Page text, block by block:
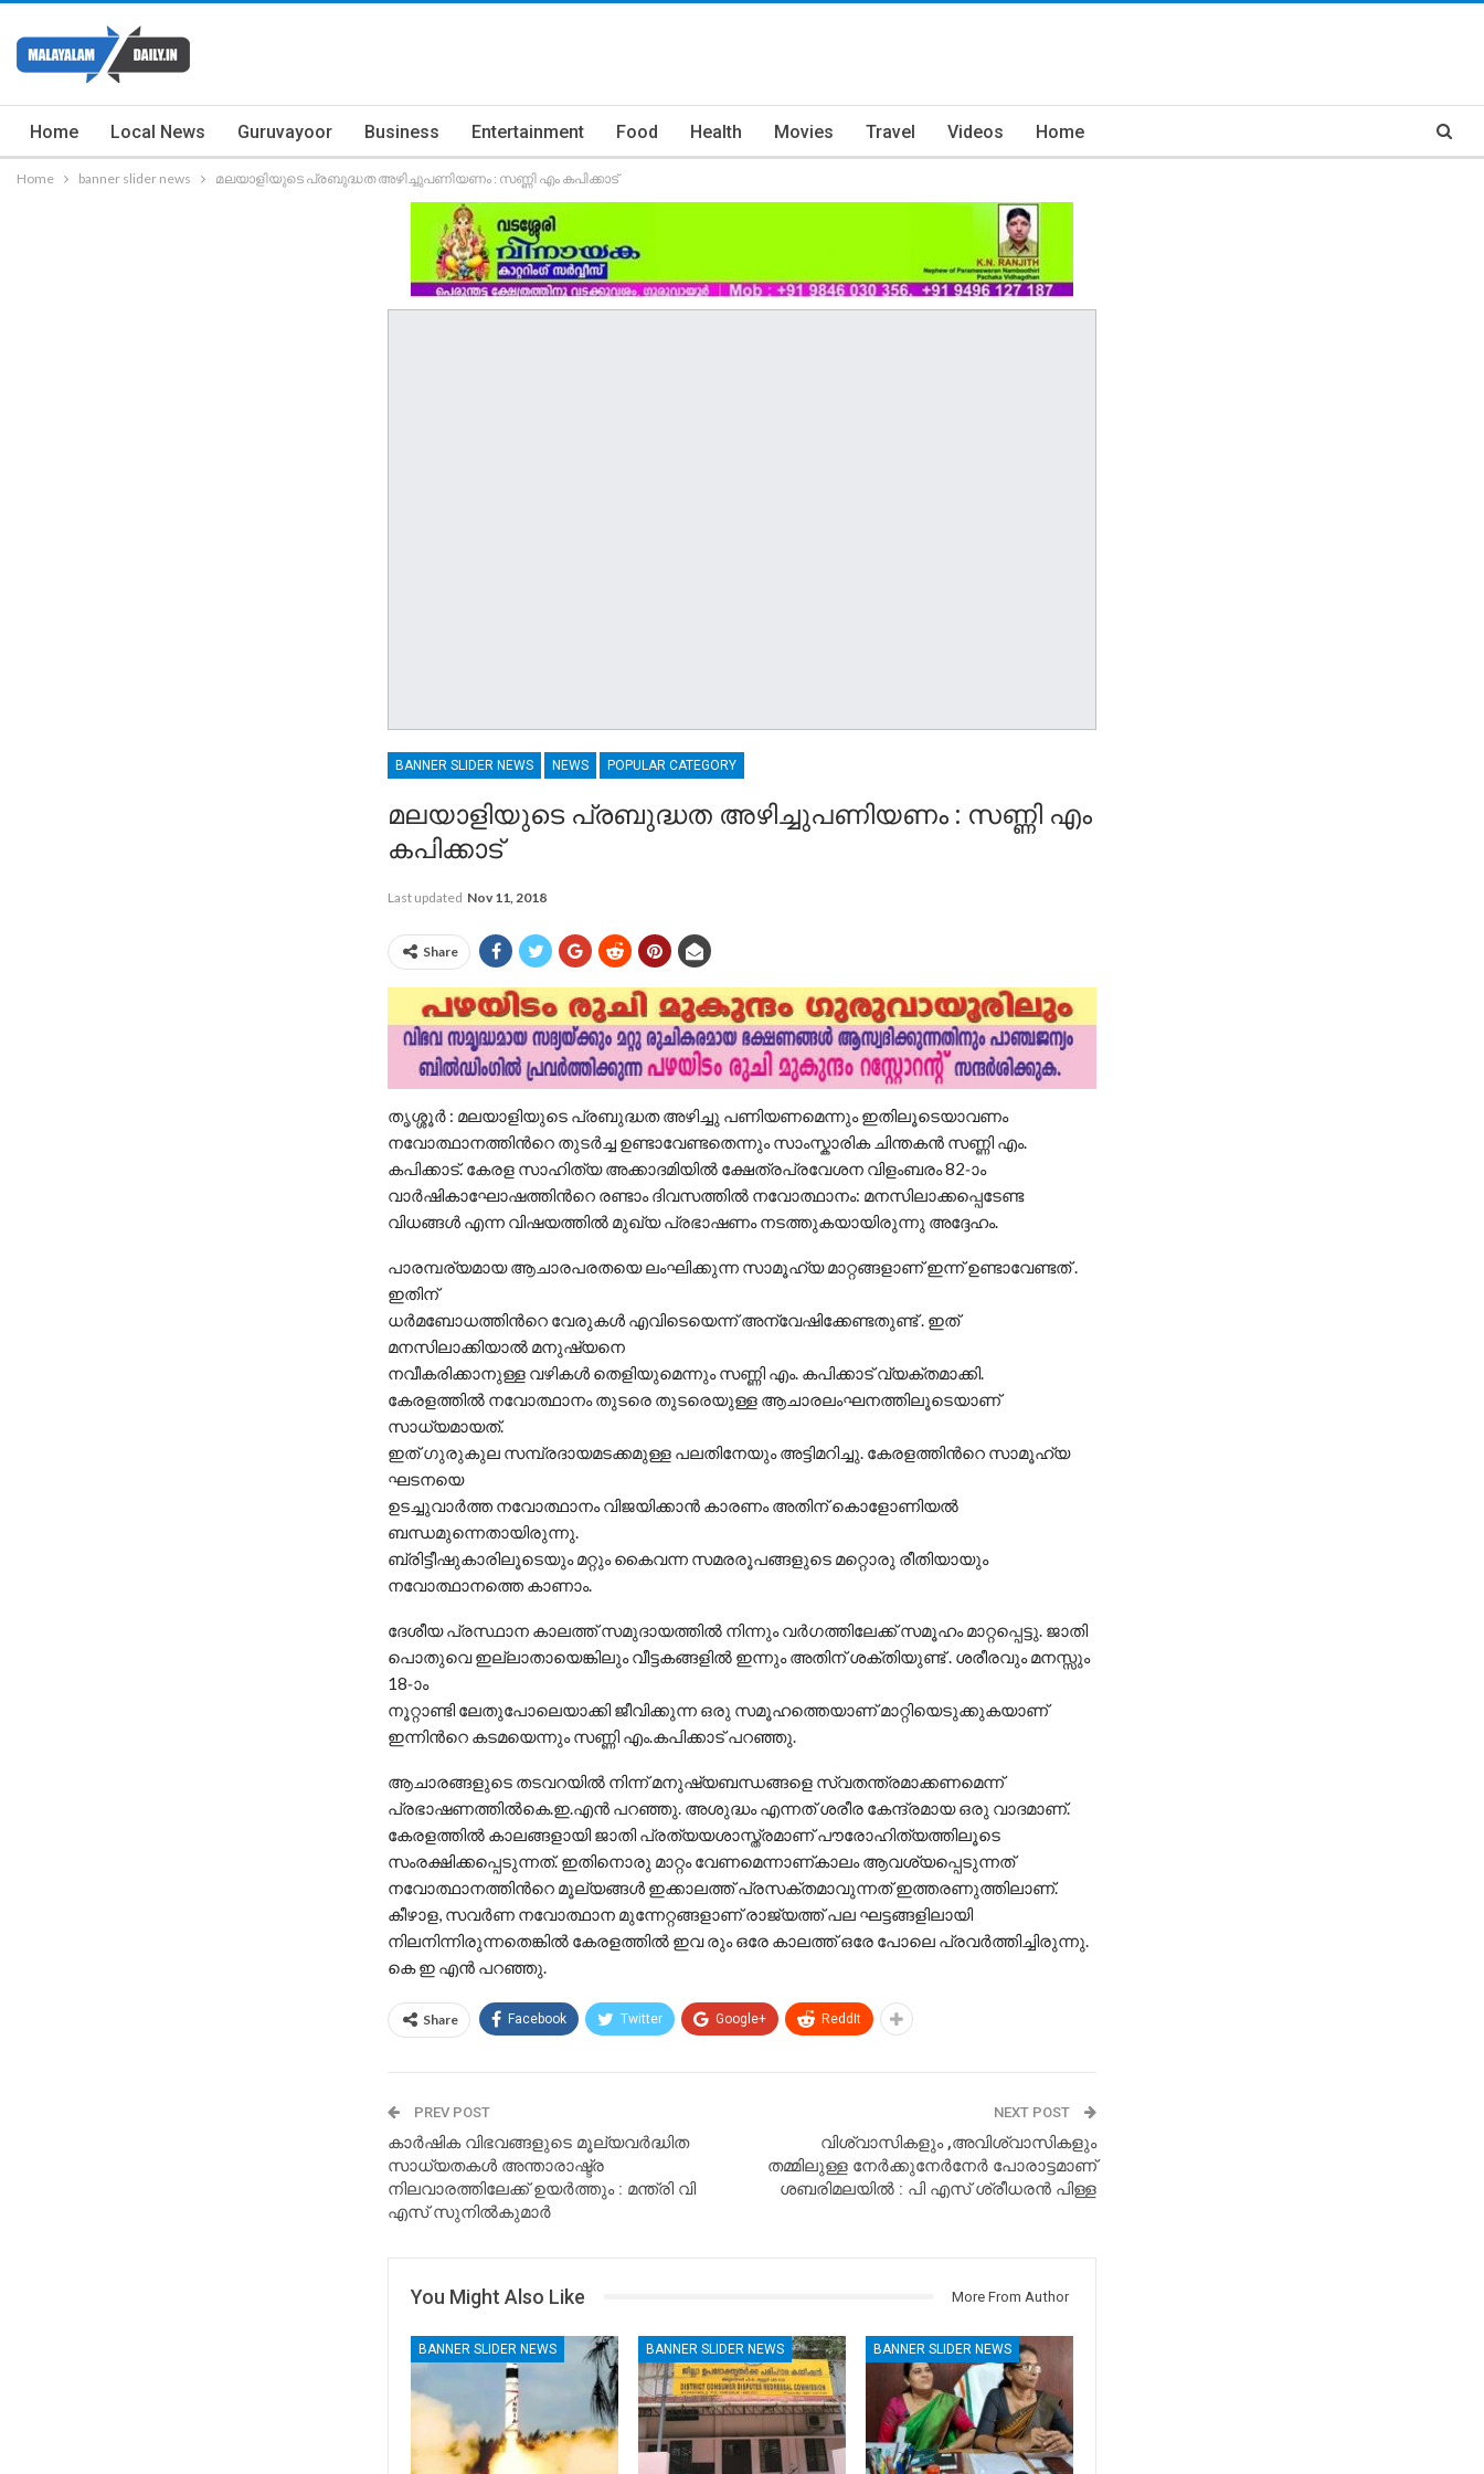
Home Local News Guruvayoor Business Entertainment Food Health Movies Travel Videos Home
Home banner slider news മലയാളിയുടെ പ്രബുദ്ധത അഴിച്ചുപണിയണം : സണ്ണി എം കപിക്കാട്
BANNER SLIDER NEWS NEWS POPULAR CATEGORY
മലയാളിയുടെ പ്രബുദ്ധത അഴിച്ചുപണിയണം : സണ്ണി എം
കപിക്കാട്
Last updated Nov 11, 2018
Share
തൃശ്ശൂർ : മലയാളിയുടെ പ്രബുദ്ധത അഴിച്ചു പണിയണമെന്നും ഇതിലൂടെയാവണം
നവോത്ഥാനത്തിന്‍റെ തുടര്‍ച്ച ഉണ്ടാവേണ്ടതെന്നും സാംസ്കാരിക ചിന്തകന്‍ സണ്ണി എം.
കപിക്കാട്. കേരള സാഹിത്യ അക്കാദമിയില്‍ ക്ഷേത്രപ്രവേശന വിളംബരം 82-ാം
വാര്‍ഷികാഘോഷത്തിന്‍റെ രണ്ടാം ദിവസത്തില്‍ നവോത്ഥാനം: മനസിലാക്കപ്പെടേണ്ട
വിധങ്ങള്‍ എന്ന വിഷയത്തില്‍ മുഖ്യ പ്രഭാഷണം നടത്തുകയായിരുന്നു അദ്ദേഹം.
പാരമ്പര്യമായ ആചാരപരതയെ ലംഘിക്കുന്ന സാമൂഹ്യ മാറ്റങ്ങളാണ് ഇന്ന് ഉണ്ടാവേണ്ടത് .
ഇതിന്
ധര്‍മബോധത്തിന്‍റെ വേരുകള്‍ എവിടെയെന്ന് അന്വേഷിക്കേണ്ടതുണ്ട് . ഇത്
മനസിലാക്കിയാല്‍ മനുഷ്യനെ
നവീകരിക്കാനുള്ള വഴികള്‍ തെളിയുമെന്നും സണ്ണി എം. കപിക്കാട് വ്യക്തമാക്കി.
കേരളത്തില്‍ നവോത്ഥാനം തുടരെ തുടരെയുള്ള ആചാരലംഘനത്തിലൂടെയാണ്
സാധ്യമായത്.
ഇത് ഗുരുകുല സമ്പ്രദായമടക്കമുള്ള പലതിനേയും അട്ടിമറിച്ചു. കേരളത്തിന്‍റെ സാമൂഹ്യ
ഘടനയെ
ഉടച്ചുവാര്‍ത്ത നവോത്ഥാനം വിജയിക്കാന്‍ കാരണം അതിന് കൊളോണിയല്‍
ബന്ധമുന്നെതായിരുന്നു.
ബ്രിട്ടീഷുകാരിലൂടെയും മറ്റും കൈവന്ന സമരരൂപങ്ങളുടെ മറ്റൊരു രീതിയായും
നവോത്ഥാനത്തെ കാണാം.
ദേശീയ പ്രസ്ഥാന കാലത്ത് സമുദായത്തില്‍ നിന്നും വര്‍ഗത്തിലേക്ക് സമൂഹം മാറ്റപ്പെട്ടു. ജാതി
പൊതുവെ ഇല്ലാതായെങ്കിലും വീട്ടകങ്ങളില്‍ ഇന്നും അതിന് ശക്തിയുണ്ട് . ശരീരവും മനസ്സും
18-ാം
നൂറ്റാണ്ടി ലേതുപോലെയാക്കി ജീവിക്കുന്ന ഒരു സമൂഹത്തെയാണ് മാറ്റിയെടുക്കുകയാണ്
ഇന്നിന്‍റെ കടമയെന്നും സണ്ണി എം.കപിക്കാട് പറഞ്ഞു.
ആചാരങ്ങളുടെ തടവറയില്‍ നിന്ന് മനുഷ്യബന്ധങ്ങളെ സ്വതന്ത്രമാക്കണമെന്ന്
പ്രഭാഷണത്തില്‍കെ.ഇ.എന്‍ പറഞ്ഞു. അശുദ്ധം എന്നത് ശരീര കേന്ദ്രമായ ഒരു വാദമാണ്.
കേരളത്തില്‍ കാലങ്ങളായി ജാതി പ്രത്യയശാസ്ത്രമാണ് പൗരോഹിത്യത്തിലൂടെ
സംരക്ഷിക്കപ്പെടുന്നത്. ഇതിനൊരു മാറ്റം വേണമെന്നാണ്കാലം ആവശ്യപ്പെടുന്നത്
നവോത്ഥാനത്തിന്‍റെ മൂല്യങ്ങള്‍ ഇക്കാലത്ത് പ്രസക്തമാവുന്നത് ഇത്തരണുത്തിലാണ്.
കീഴാള, സവര്‍ണ നവോത്ഥാന മുന്നേറ്റങ്ങളാണ് രാജ്യത്ത് പല ഘട്ടങ്ങളിലായി
നിലനിന്നിരുന്നതെങ്കില്‍ കേരളത്തില്‍ ഇവ രും ഒരേ കാലത്ത് ഒരേ പോലെ പ്രവര്‍ത്തിച്ചിരുന്നു.
കെ ഇ എന്‍ പറഞ്ഞു.
Share Facebook Twitter Google+ ReddIt
PREV POST
കാര്‍ഷിക വിഭവങ്ങളുടെ മൂല്യവര്‍ദ്ധിത
സാധ്യതകള്‍ അന്താരാഷ്ട്ര
നിലവാരത്തിലേക്ക് ഉയര്‍ത്തും : മന്ത്രി വി
എസ് സുനില്‍കുമാര്‍
NEXT POST
വിശ്വാസികളും ,അവിശ്വാസികളും
തമ്മിലുള്ള നേര്‍ക്കുനേര്‍നേര്‍ പോരാട്ടമാണ്
ശബരിമലയിൽ : പി എസ് ശ്രീധരൻ പിള്ള
You Might Also Like More From Author
BANNER SLIDER NEWS BANNER SLIDER NEWS BANNER SLIDER NEWS